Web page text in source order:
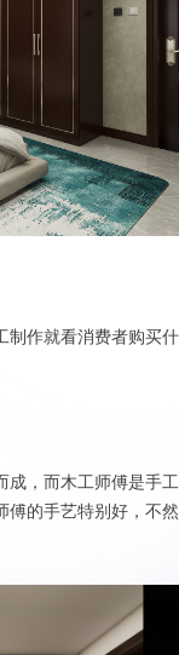
制作就看消费者购买什
成，而木工师傅是手工
傅的手艺特别好，不然